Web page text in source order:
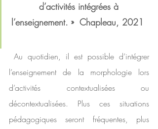
d’activités intégrées à
l’enseignement. »  Chapleau, 2021
l’enseignement de la morphologie lors
d’activités contextualisées ou
décontextualisées. Plus ces situations
pédagogiques seront fréquentes, plus